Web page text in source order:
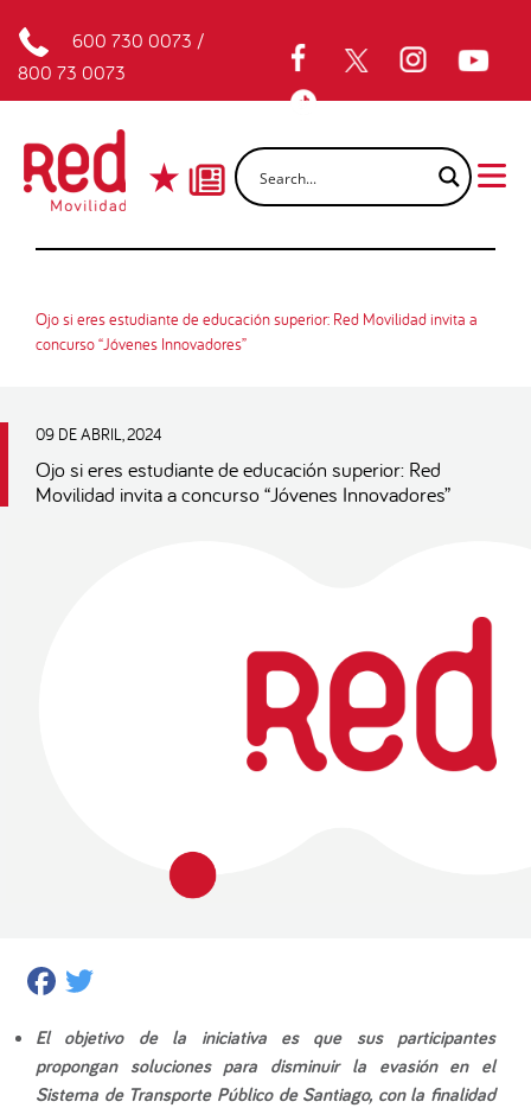
600 730 0073 /
800 73 0073
Ojo si eres estudiante de educación superior: Red Movilidad invita a
concurso “Jóvenes Innovadores”
09 DE ABRIL, 2024
Ojo si eres estudiante de educación superior: Red
Movilidad invita a concurso “Jóvenes Innovadores”
Facebook
El objetivo de la iniciativa es que sus participantes
propongan soluciones para disminuir la evasión en el
Sistema de Transporte Público de Santiago, con la finalidad